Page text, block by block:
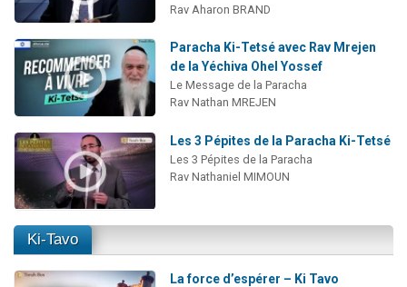
Rav Aharon BRAND
Paracha Ki-Tetsé avec Rav Mrejen
de la Yéchiva Ohel Yossef
Le Message de la Paracha
Rav Nathan MREJEN
Les 3 Pépites de la Paracha Ki-Tetsé
Les 3 Pépites de la Paracha
Rav Nathaniel MIMOUN
Ki-Tavo
La force d’espérer – Ki Tavo